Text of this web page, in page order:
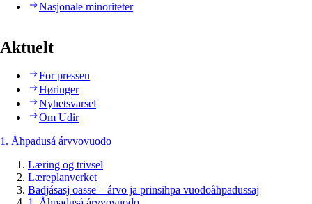
Nasjonale minoriteter
Aktuelt
For pressen
Høringer
Nyhetsvarsel
Om Udir
1. Åhpadusá árvvovuodo
Læring og trivsel
Læreplanverket
Badjásasj oasse – árvo ja prinsihpa vuodoåhpadussaj